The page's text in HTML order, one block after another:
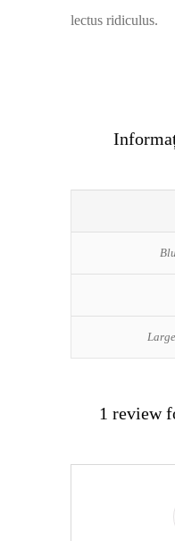
lectus ridiculus.
1 review